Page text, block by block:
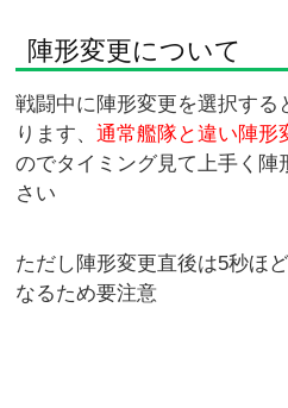
陣形変更について
戦闘中に陣形変更を選択する
ります、通常艦隊と違い陣形
のでタイミング見て上手く陣
さい
ただし陣形変更直後は5秒ほ
なるため要注意